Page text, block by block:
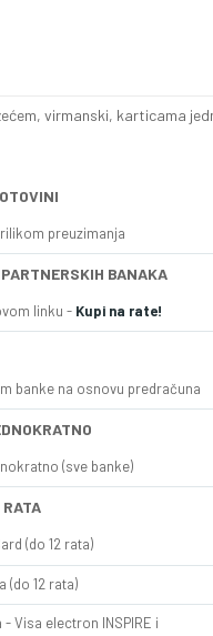
virmanski, karticama
preuzimanja
BANAKA
linku - Kupi na rate!
banke na osnovu predračuna
(sve banke)
(do 12 rata)
(do 12 rata)
Visa electron INSPIRE i